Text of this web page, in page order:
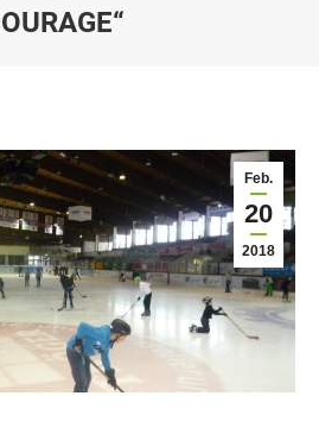
Feb.
20
2018